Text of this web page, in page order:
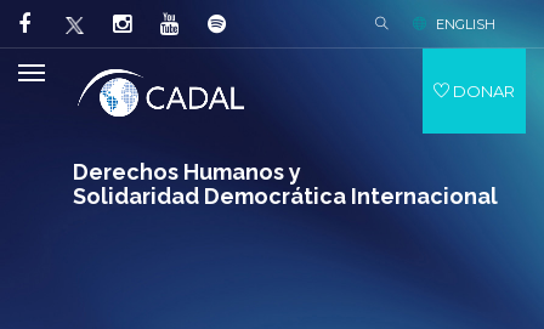
Derechos Humanos y
Solidaridad Democrática Internacional
ENGLISH
DONAR